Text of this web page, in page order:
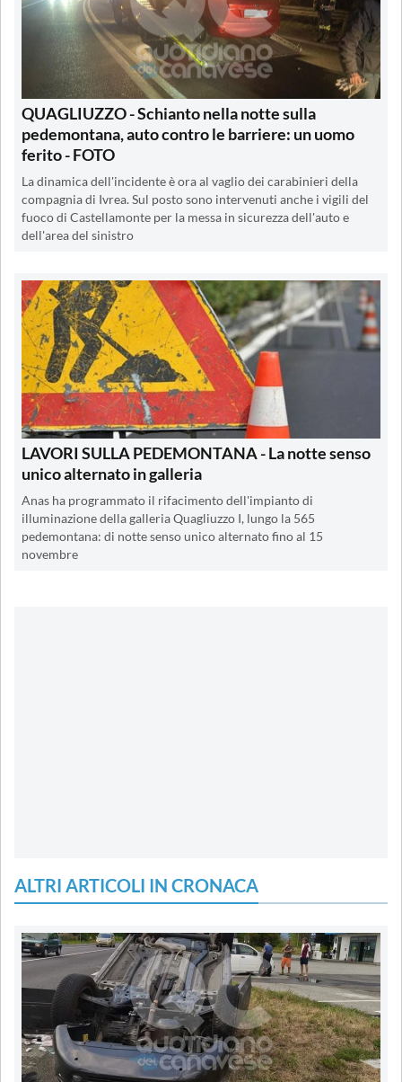
QUAGLIUZZO - Schianto nella notte sulla
pedemontana, auto contro le barriere: un uomo
ferito - FOTO
La dinamica dell'incidente è ora al vaglio dei carabinieri della
compagnia di Ivrea. Sul posto sono intervenuti anche i vigili del
fuoco di Castellamonte per la messa in sicurezza dell'auto e
dell'area del sinistro
LAVORI SULLA PEDEMONTANA - La notte senso
unico alternato in galleria
Anas ha programmato il rifacimento dell'impianto di
illuminazione della galleria Quagliuzzo I, lungo la 565
pedemontana: di notte senso unico alternato fino al 15
novembre
ALTRI ARTICOLI IN CRONACA